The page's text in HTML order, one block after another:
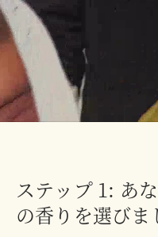
ステップ 1: あ
の香りを選びま